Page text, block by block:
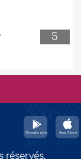
5
réservés.